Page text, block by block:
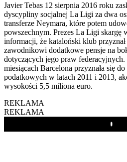
Javier Tebas 12 sierpnia 2016 roku
dyscypliny socjalnej La Ligi za dwa
transferze Neymara, które potem
powszechnym. Prezes La Ligi skargę
informacji, że kataloński klub przyznał
zawodnikowi dodatkowe pensje na
dotyczących jego praw
miesiącach Barcelona przyznała się
podatkowych w latach 2011 i 2013,
wysokości 5,5 miliona euro.
REKLAMA
REKLAMA
Play